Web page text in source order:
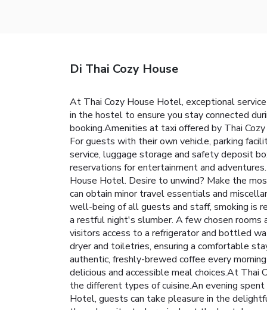
Di Thai Cozy House
At Thai Cozy House Hotel, exceptional
in the hostel to ensure you stay connected
booking.Amenities at taxi offered by Thai
For guests with their own vehicle, parking
service, luggage storage and safety deposit
reservations for entertainment and
House Hotel. Desire to unwind? Make the
can obtain minor travel essentials and
well-being of all guests and staff, smoking is
a restful night's slumber. A few chosen
visitors access to a refrigerator and bottled
dryer and toiletries, ensuring a comfortable
authentic, freshly-brewed coffee every
delicious and accessible meal choices.At
the different types of cuisine.An evening
Hotel, guests can take pleasure in the
the salon situated precisely at the hostel.